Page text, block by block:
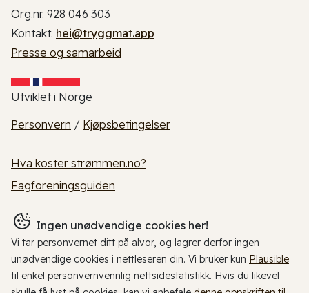
Org.nr. 928 046 303
Kontakt: hei@tryggmat.app
Presse og samarbeid
Utviklet i Norge
Personvern / Kjøpsbetingelser
Hva koster strømmen.no?
Fagforeningsguiden
Ingen unødvendige cookies her!
Vi tar personvernet ditt på alvor, og lagrer derfor ingen
unødvendige cookies i nettleseren din. Vi bruker kun Plausible
til enkel personvernvennlig nettsidestatistikk. Hvis du likevel